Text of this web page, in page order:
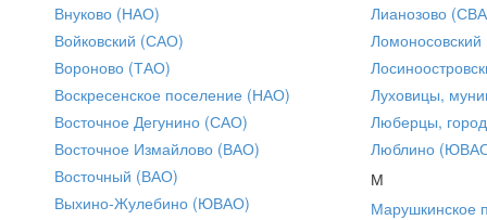
Внуково (НАО)
Войковский (САО)
Вороново (ТАО)
Воскресенское поселение (НАО)
Восточное Дегунино (САО)
Восточное Измайлово (ВАО)
Восточный (ВАО)
Выхино-Жулебино (ЮВАО)
Лианозово
Луховицы,
Люберцы,
Люблино
М
Марушкинское